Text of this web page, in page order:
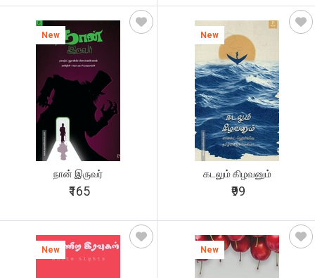
New
நான் இருவர்
₹165
New
கடலும் கிழவனும்
₹99
New New